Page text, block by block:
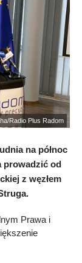
Radio Plus Radom
na północ
prowadzić od
z węzłem
Prawa i